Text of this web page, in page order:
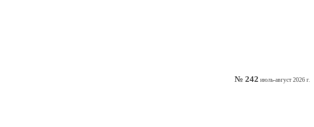
№ 242 июль-август 2026 г.